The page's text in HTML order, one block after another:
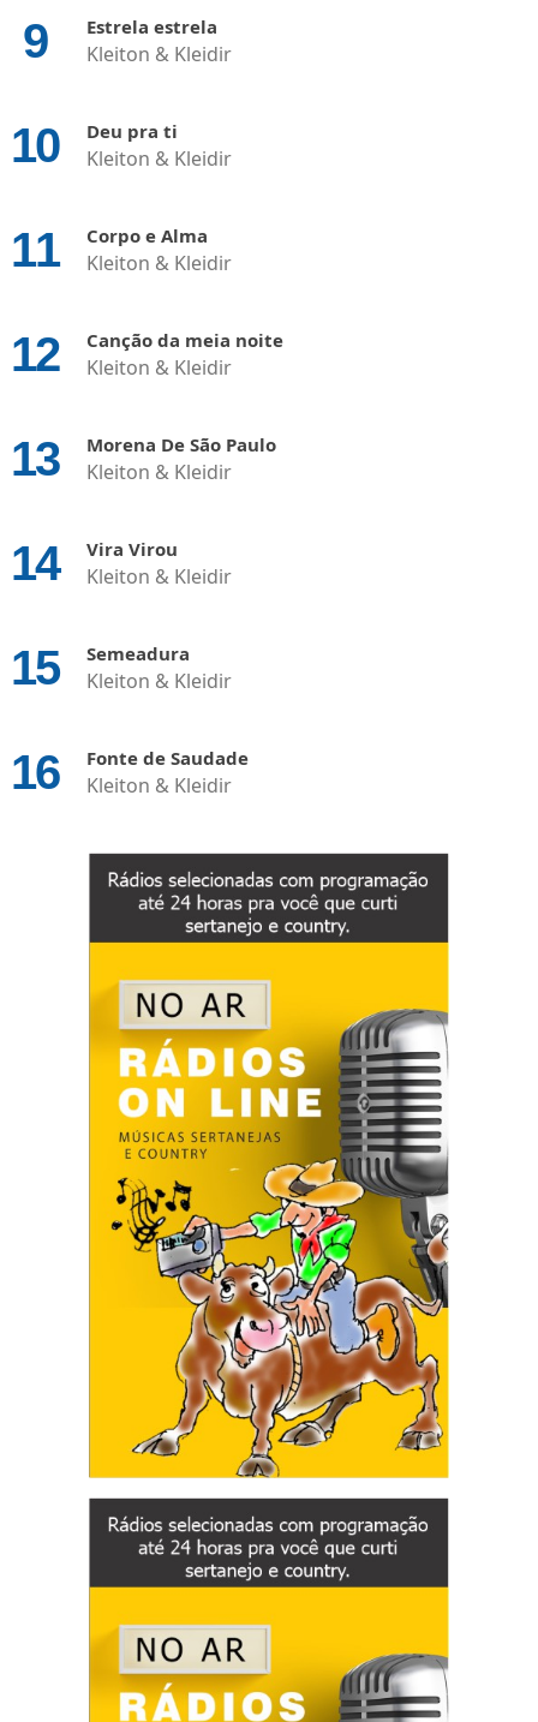
Estrela estrela
Kleiton & Kleidir
Deu pra ti
Kleiton & Kleidir
Corpo e Alma
Kleiton & Kleidir
Canção da meia noite
Kleiton & Kleidir
Morena De São Paulo
Kleiton & Kleidir
Vira Virou
Kleiton & Kleidir
Semeadura
Kleiton & Kleidir
Fonte de Saudade
Kleiton & Kleidir